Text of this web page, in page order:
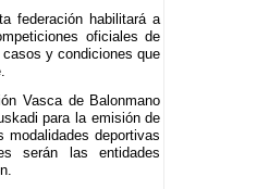
federación habilitará a
oficiales de
y condiciones que
Vasca de Balonmano
para la emisión de
modalidades deportivas
serán las entidades